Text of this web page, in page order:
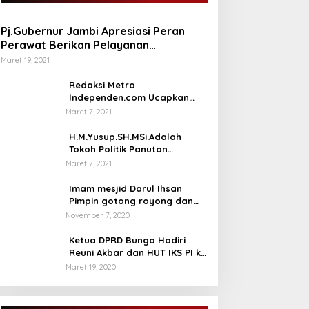
Pj.Gubernur Jambi Apresiasi Peran
Perawat Berikan Pelayanan
Kesehatan
Maret 19, 2021
Redaksi Metro
Independen.com Ucapkan
Ribuan Trimakasih Kepada
Pembaca.
Maret 7, 2021
H.M.Yusup.SH.MSi.Adalah
Tokoh Politik Panutan
Bersosial Tinggi.
Maret 7, 2021
Imam mesjid Darul Ihsan
Pimpin gotong royong dan
rehab masjid di desa Tambun
kabupaten tebo
November 7, 2020
Ketua DPRD Bungo Hadiri
Reuni Akbar dan HUT IKS PI ke
40
Maret 19, 2020